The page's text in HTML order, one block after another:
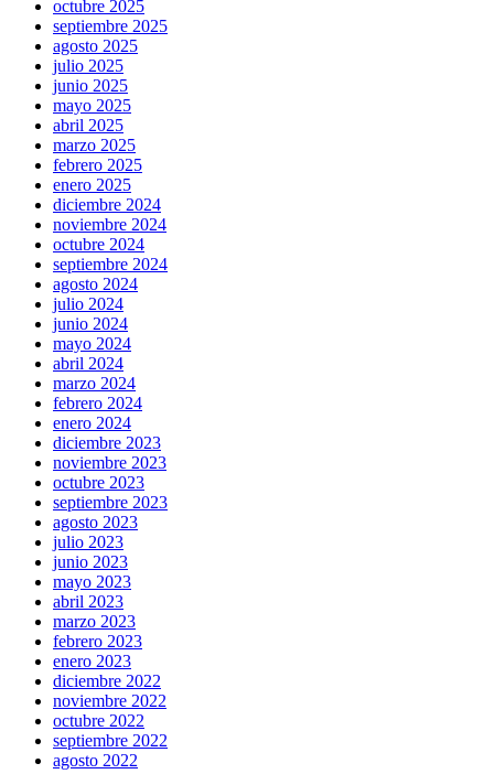
octubre 2025
septiembre 2025
agosto 2025
julio 2025
junio 2025
mayo 2025
abril 2025
marzo 2025
febrero 2025
enero 2025
diciembre 2024
noviembre 2024
octubre 2024
septiembre 2024
agosto 2024
julio 2024
junio 2024
mayo 2024
abril 2024
marzo 2024
febrero 2024
enero 2024
diciembre 2023
noviembre 2023
octubre 2023
septiembre 2023
agosto 2023
julio 2023
junio 2023
mayo 2023
abril 2023
marzo 2023
febrero 2023
enero 2023
diciembre 2022
noviembre 2022
octubre 2022
septiembre 2022
agosto 2022